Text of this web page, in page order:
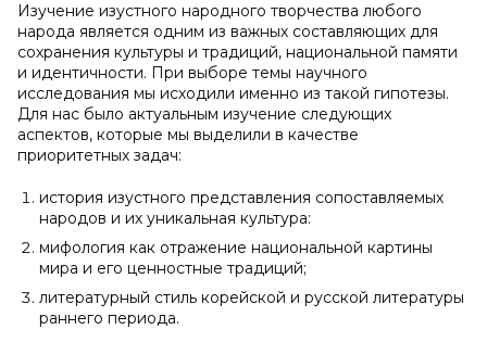
Изучение изустного народного творчества любого
народа является одним из важных составляющих для
сохранения культуры и традиций, национальной памяти
и идентичности. При выборе темы научного
исследования мы исходили именно из такой гипотезы.
Для нас было актуальным изучение следующих
аспектов, которые мы выделили в качестве
приоритетных задач:
история изустного представления сопоставляемых
народов и их уникальная культура:
мифология как отражение национальной картины
мира и его ценностные традиций;
литературный стиль корейской и русской литературы
раннего периода.